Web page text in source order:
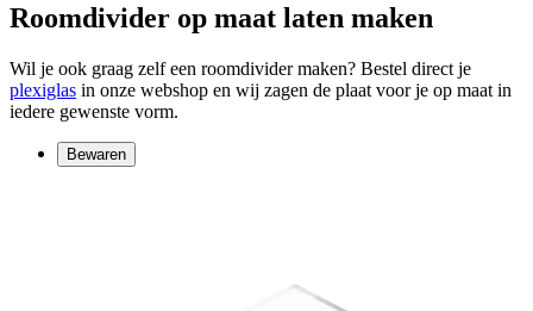
Roomdivider op maat laten maken
Wil je ook graag zelf een roomdivider maken? Bestel direct je
plexiglas in onze webshop en wij zagen de plaat voor je op maat in
iedere gewenste vorm.
Bewaren